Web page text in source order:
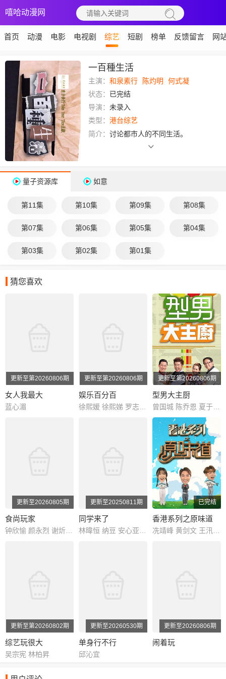
嘻哈动漫网
首页 动漫 电影 电视剧 综艺 短剧 榜单 反馈留言 网
一百種生活
主演： 和泉素行 陈灼明
何式凝
状态： 已完结
导演： 未录入
类型： 港台综艺
简介： 讨论都市人的不同生活。
量子资源库 如意
第11集 第10集 第09集 第08集
第07集 第06集 第05集 第04集
第03集 第02集 第01集
猜您喜欢
更新至第20260806期
女人我最大
蓝心湄
更新至第20260806期
娱乐百分百
徐熙媛 徐熙娣 罗志祥 黄鸿升 简恺乐 敖犬 廖威廉
更新至第20260806期
型男大主厨
曾国城 陈乔恩 夏于乔 阿基师 郑坚克 殷琦
更新至20260805期
食尚玩家
更新至20250811期
同学来了
已完结
香港系列之原味道
更新至第20260802期
综艺玩很大
吴宗宪 林柏昇
更新至20260530期
单身行不行
邱沁宜
更新至20260806期
闹着玩